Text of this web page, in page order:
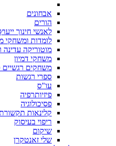
אבחונים
הורים
לאנשי חינוך
לומדות ומשחקי
מוטוריקה עדינה
משחקי דמיון
משחקים רגשיים
ספרי רגשות
עו"ס
פיזיותרפיה
פסיכולוגיה
קלינאות
ריפוי בעיסוק
שיקום
שלי זאנטקרן